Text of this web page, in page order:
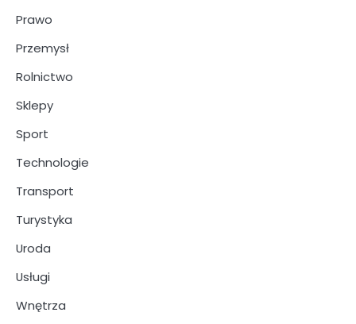
Prawo
Przemysł
Rolnictwo
Sklepy
Sport
Technologie
Transport
Turystyka
Uroda
Usługi
Wnętrza